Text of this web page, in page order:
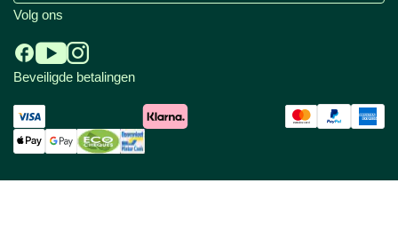
Volg ons
Beveiligde betalingen